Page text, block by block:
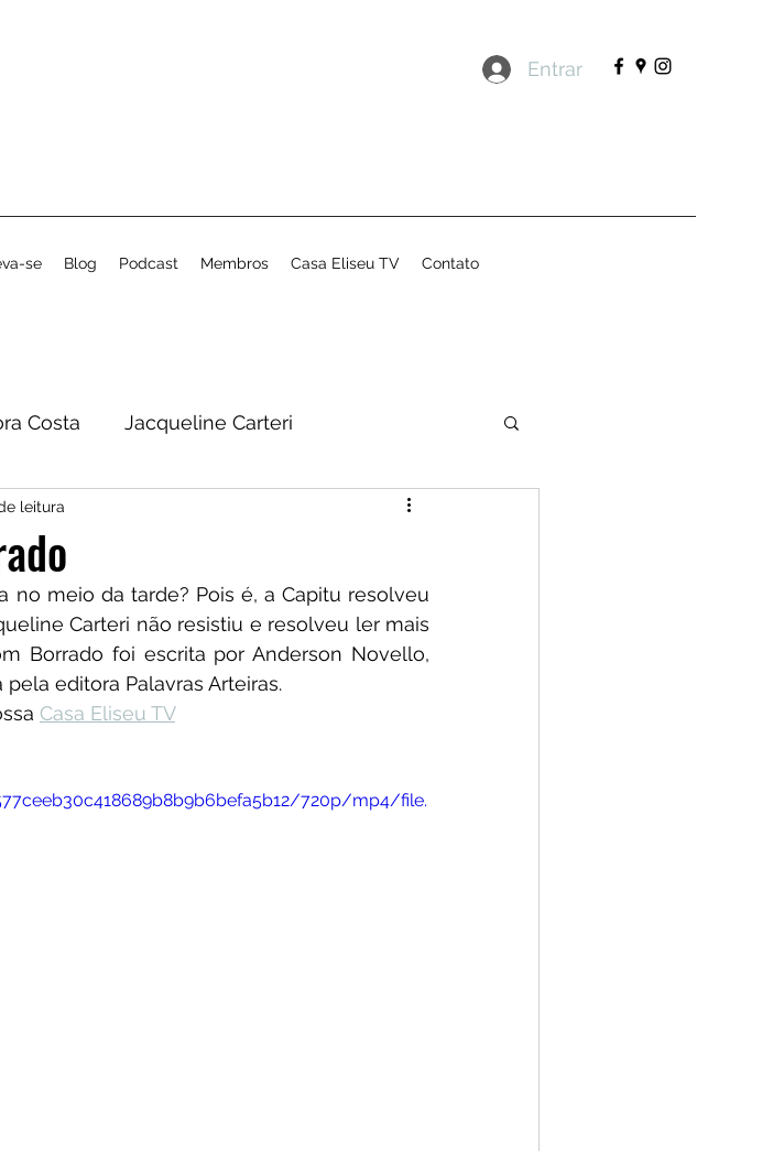
Entrar
se Blog Podcast Membros Casa Eliseu TV Contato
Costa Jacqueline Carteri
Procurado de Araucária
Kauane Raine Tiago Filetto
leitura
no meio da tarde? Pois é, a Capitu resolveu
Carteri não resistiu e resolveu ler mais
Borrado foi escrita por Anderson Novello,
editora Palavras Arteiras.
Casa Eliseu TV
720p/mp4/file.